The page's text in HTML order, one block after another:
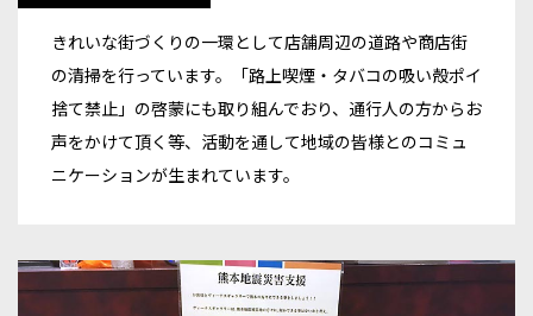
きれいな街づくりの一環として店舗周辺の道路や商店街
の清掃を行っています。「路上喫煙・タバコの吸い殻ポイ
捨て禁止」の啓蒙にも取り組んでおり、通行人の方からお
声をかけて頂く等、活動を通して地域の皆様とのコミュ
ニケーションが生まれています。